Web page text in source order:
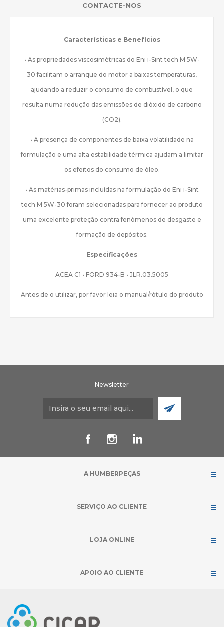
CONTACTE-NOS
Características e Benefícios
• As propriedades viscosimétricas do Eni i-Sint tech M 5W-
30 facilitam o arranque do motor a baixas temperaturas,
ajudando a reduzir o consumo de combustível, o que
resulta numa redução das emissões de dióxido de carbono
(CO2).
• A presença de componentes de baixa volatilidade na
formulação e uma alta estabilidade térmica ajudam a limitar
os efeitos do consumo de óleo.
• As matérias-primas incluídas na formulação do Eni i-Sint
tech M 5W-30 foram selecionadas para fornecer ao produto
uma excelente proteção contra fenómenos de desgaste e
formação de depósitos.
Especificações
ACEA C1 • FORD 934-B • JLR.03.5005
Antes de o utilizar, por favor leia o manual/rótulo do produto
Newsletter
A HUMBERPEÇAS
SERVIÇO AO CLIENTE
LOJA ONLINE
APOIO AO CLIENTE